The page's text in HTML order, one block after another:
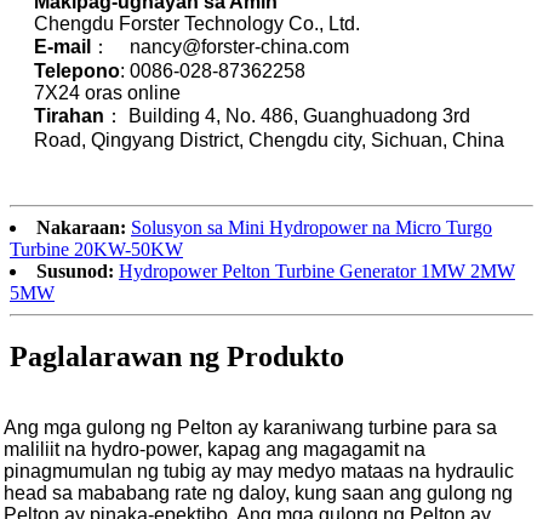
Chengdu Forster Technology Co., Ltd.
E-mail
： nancy@forster-china.com
Telepono: 0086-028-87362258
7X24 oras online
Tirahan ： Building 4, No. 486, Guanghuadong 3rd
Road, Qingyang District, Chengdu city, Sichuan, China
Nakaraan: Solusyon sa Mini Hydropower na Micro Turgo
Turbine 20KW-50KW
Susunod: Hydropower Pelton Turbine Generator 1MW 2MW
5MW
Paglalarawan ng Produkto
Ang mga gulong ng Pelton ay karaniwang turbine para sa
maliliit na hydro-power, kapag ang magagamit na
pinagmumulan ng tubig ay may medyo mataas na hydraulic
head sa mababang rate ng daloy, kung saan ang gulong ng
Pelton ay pinaka-epektibo. Ang mga gulong ng Pelton ay